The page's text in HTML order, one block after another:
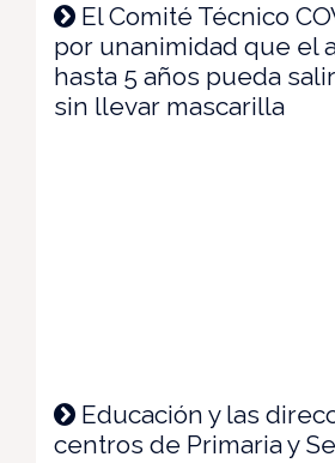
El Comité Técnico
por unanimidad que el
hasta 5 años pueda
sin llevar mascarilla
Educación y las
centros de Primaria y